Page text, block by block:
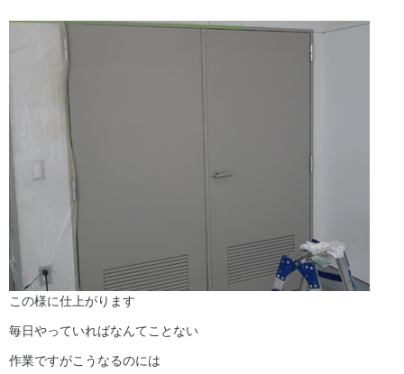
この様に仕上がります
毎日やっていればなんてことない
作業ですがこうなるのには